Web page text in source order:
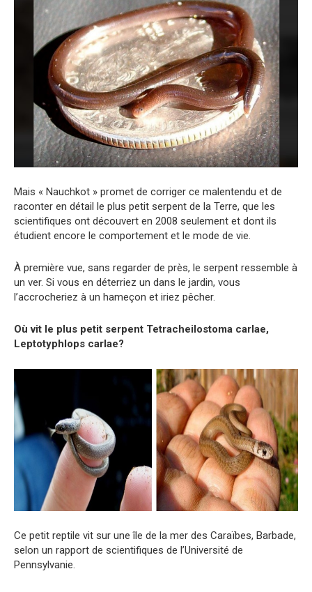
Mais « Nauchkot » promet de corriger ce malentendu et de
raconter en détail le plus petit serpent de la Terre, que les
scientifiques ont découvert en 2008 seulement et dont ils
étudient encore le comportement et le mode de vie.
À première vue, sans regarder de près, le serpent ressemble à
un ver. Si vous en déterriez un dans le jardin, vous
l’accrocheriez à un hameçon et iriez pêcher.
Où vit le plus petit serpent Tetracheilostoma carlae,
Leptotyphlops carlae?
Ce petit reptile vit sur une île de la mer des Caraïbes, Barbade,
selon un rapport de scientifiques de l’Université de
Pennsylvanie.